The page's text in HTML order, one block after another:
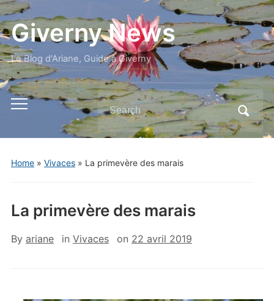
Giverny News
Le Blog d'Ariane, Guide à Giverny
Toggle
menu
Search
for:
Home» Vivaces» La primevère des marais
La primevère des marais
By ariane in Vivaces on 22 avril 2019